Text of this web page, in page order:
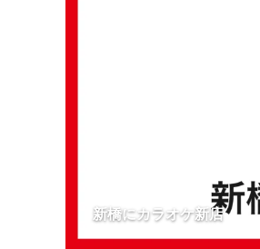
新橋にカラオケ新店